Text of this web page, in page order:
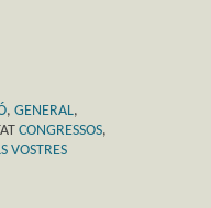
, GENERAL,
CONGRESSOS,
VOSTRES